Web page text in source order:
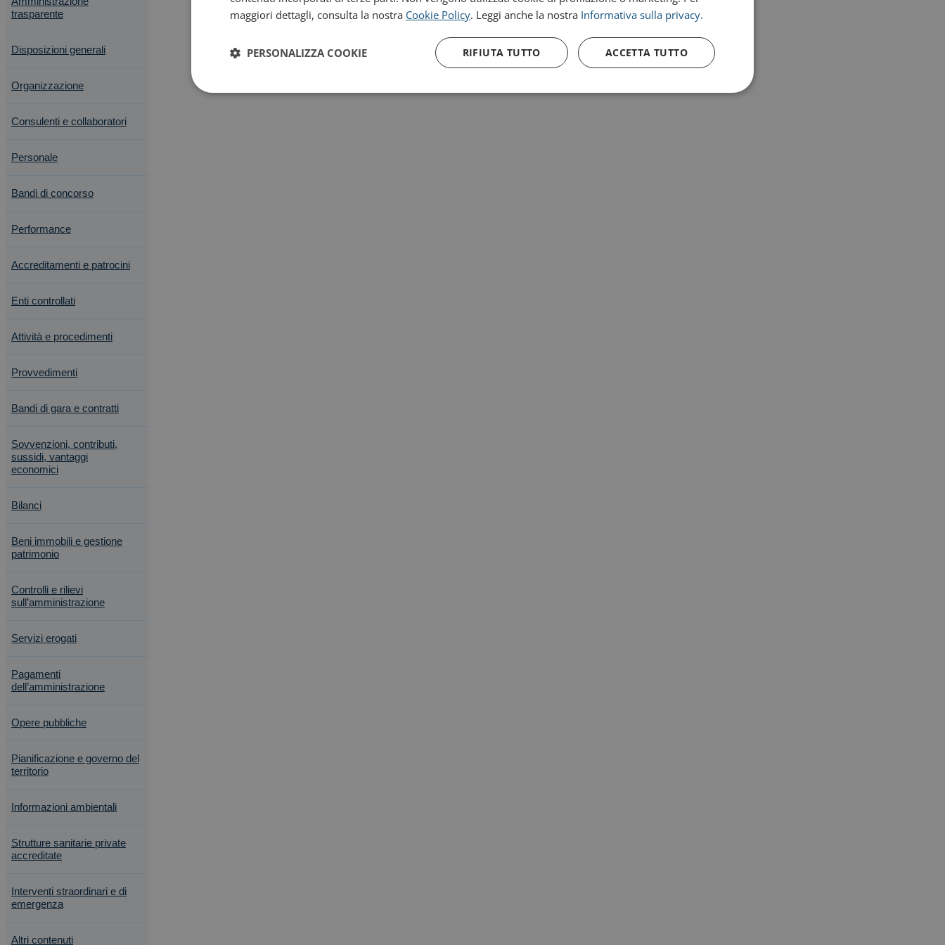
trasparente
Disposizioni generali
Organizzazione
Consulenti e collaboratori
Personale
Bandi di concorso
Performance
Accreditamenti e patrocini
Enti controllati
Attività e procedimenti
Provvedimenti
Bandi di gara e contratti
Sovvenzioni, contributi,
sussidi, vantaggi
economici
Bilanci
Beni immobili e gestione
patrimonio
Controlli e rilievi
sull’amministrazione
Servizi erogati
Pagamenti
dell’amministrazione
Opere pubbliche
Pianificazione e governo del
territorio
Informazioni ambientali
Strutture sanitarie private
accreditate
Interventi straordinari e di
emergenza
Altri contenuti
maggiori dettagli, consulta la nostra Cookie Policy. Leggi anche la nostra Informativa sulla privacy.
ACCETTA TUTTO
RIFIUTA TUTTO
PERSONALIZZA COOKIE